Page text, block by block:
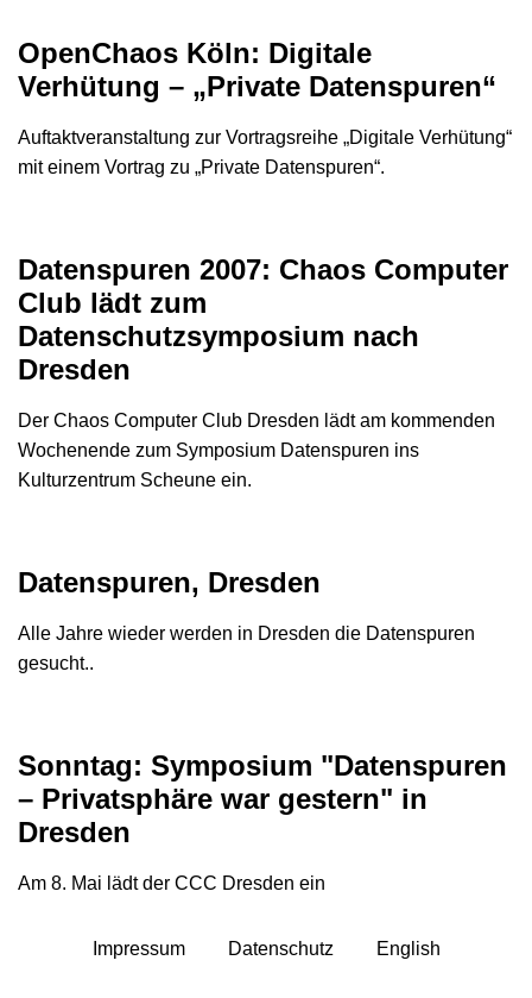
OpenChaos Köln: Digitale
Verhütung – „Private Datenspuren“
Auftaktveranstaltung zur Vortragsreihe „Digitale Verhütung“
mit einem Vortrag zu „Private Datenspuren“.
Datenspuren 2007: Chaos Computer
Club lädt zum
Datenschutzsymposium nach
Dresden
Der Chaos Computer Club Dresden lädt am kommenden
Wochenende zum Symposium Datenspuren ins
Kulturzentrum Scheune ein.
Datenspuren, Dresden
Alle Jahre wieder werden in Dresden die Datenspuren
gesucht..
Sonntag: Symposium "Datenspuren
– Privatsphäre war gestern" in
Dresden
Am 8. Mai lädt der CCC Dresden ein
Impressum Datenschutz English